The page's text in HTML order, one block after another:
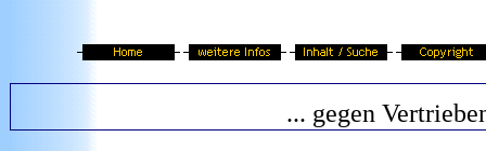
... gegen